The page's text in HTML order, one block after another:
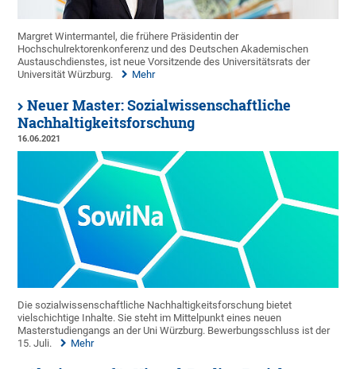
Margret Wintermantel, die frühere Präsidentin der
Hochschulrektorenkonferenz und des Deutschen Akademischen
Austauschdienstes, ist neue Vorsitzende des Universitätsrats der
Universität Würzburg.
Mehr
Neuer Master: Sozialwissenschaftliche
Nachhaltigkeitsforschung
16.06.2021
Die sozialwissenschaftliche Nachhaltigkeitsforschung bietet
vielschichtige Inhalte. Sie steht im Mittelpunkt eines neuen
Masterstudiengangs an der Uni Würzburg. Bewerbungsschluss ist der
15. Juli.
Mehr